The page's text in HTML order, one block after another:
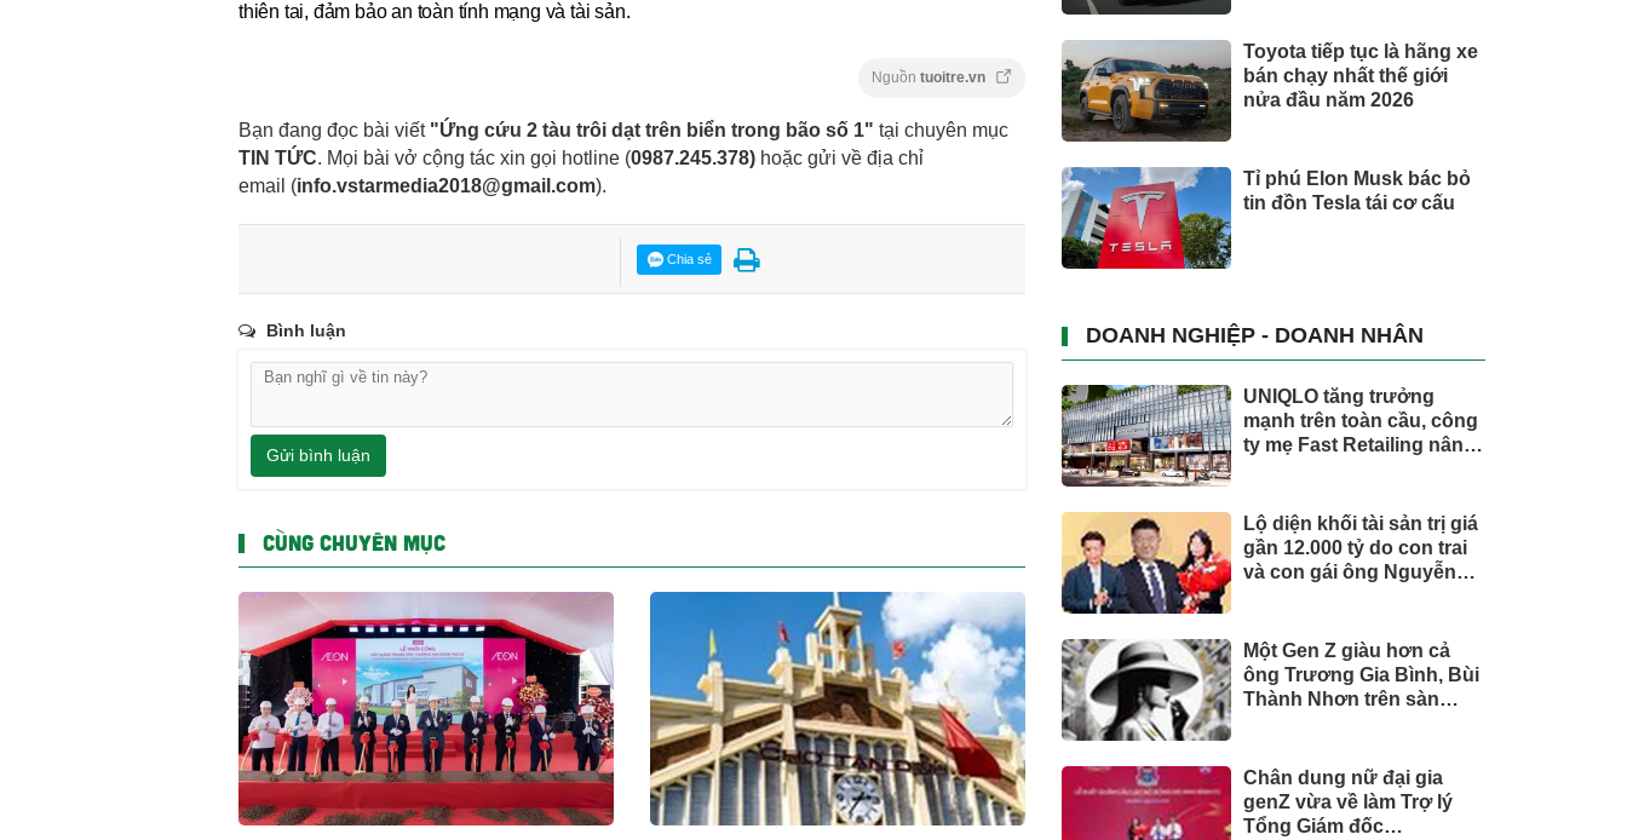
thiên tai, đảm bảo an toàn tính mạng và tài sản.
Nguồn tuoitre.vn
Bạn đang đọc bài viết "Ứng cứu 2 tàu trôi dạt trên biển trong bão số 1" tại chuyên mục
TIN TỨC. Mọi bài vở cộng tác xin gọi hotline (0987.245.378) hoặc gửi về địa chỉ
email (info.vstarmedia2018@gmail.com).
Chia sẻ
Bình luận
Gửi bình luận
CÙNG CHUYÊN MỤC
Toyota tiếp tục là hãng xe
bán chạy nhất thế giới
nửa đầu năm 2026
Tỉ phú Elon Musk bác bỏ
tin đồn Tesla tái cơ cấu
DOANH NGHIỆP - DOANH NHÂN
UNIQLO tăng trưởng
mạnh trên toàn cầu, công
ty mẹ Fast Retailing nâng
Lộ diện khối tài sản trị giá
gần 12.000 tỷ do con trai
và con gái ông Nguyễn
Một Gen Z giàu hơn cả
ông Trương Gia Bình, Bùi
Thành Nhơn trên sàn
Chân dung nữ đại gia
genZ vừa về làm Trợ lý
Tổng Giám đốc